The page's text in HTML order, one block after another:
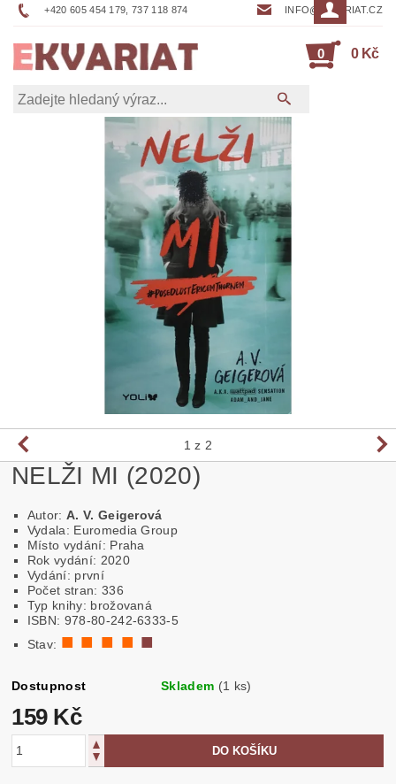
+420 605 454 179, 737 118 874 INFO@EKVARIAT.CZ
0 0 Kč
1 z 2
NELŽI MI (2020)
Autor: A. V. Geigerová
Vydala: Euromedia Group
Místo vydání: Praha
Rok vydání: 2020
Vydání: první
Počet stran: 336
Typ knihy: brožovaná
ISBN: 978-80-242-6333-5
Stav: ■ ■ ■ ■ ■
Dostupnost Skladem (1 ks)
159 Kč